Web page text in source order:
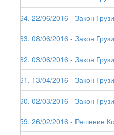
164. 22/06/2016 - Закон
163. 08/06/2016 - Закон
162. 03/06/2016 - Закон
161. 13/04/2016 - Закон
160. 02/03/2016 - Закон
159. 26/02/2016 - Решение